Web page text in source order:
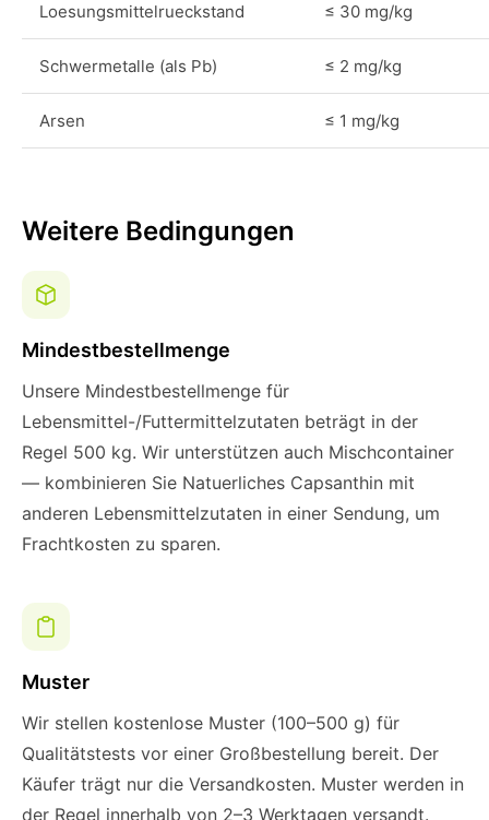
Loesungsmittelrueckstand ≤ 30 mg/kg
Schwermetalle (als Pb) ≤ 2 mg/kg
Arsen ≤ 1 mg/kg
Weitere Bedingungen
Mindestbestellmenge
Unsere Mindestbestellmenge für
Lebensmittel-/Futtermittelzutaten beträgt in der
Regel 500 kg. Wir unterstützen auch Mischcontainer
— kombinieren Sie Natuerliches Capsanthin mit
anderen Lebensmittelzutaten in einer Sendung, um
Frachtkosten zu sparen.
Muster
Wir stellen kostenlose Muster (100–500 g) für
Qualitätstests vor einer Großbestellung bereit. Der
Käufer trägt nur die Versandkosten. Muster werden in
der Regel innerhalb von 2–3 Werktagen versandt.